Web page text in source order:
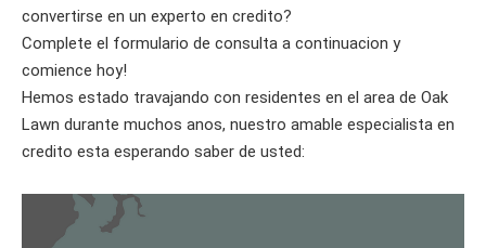
convertirse en un experto en credito?
Complete el formulario de consulta a continuacion y
comience hoy!
Hemos estado travajando con residentes en el area de Oak
Lawn durante muchos anos, nuestro amable especialista en
credito esta esperando saber de usted: